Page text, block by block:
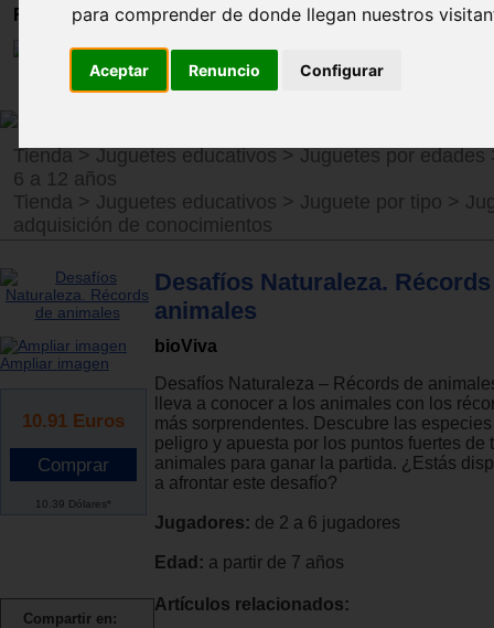
para comprender de donde llegan nuestros
Aceptar Renuncio Configurar
Registro
Tienda>Juguetes educativos>Juguetes por edades
6 a 12 años
Tienda > Juguetes educativos > Juguete por tipo >
adquisición de conocimientos
Ampliar imagen
10.91 Euros
10.39 Dólares*
Compartir en:
Desafíos Naturaleza.
animales
bioViva
Desafíos Naturaleza – Récords de
lleva a conocer a los animales con los
más sorprendentes. Descubre las
peligro y apuesta por los puntos fuertes de
animales para ganar la partida. ¿Estás
a afrontar este desafío?
Jugadores: de 2 a 6 jugadores
Edad: a partir de 7 años
Artículos relacionados: